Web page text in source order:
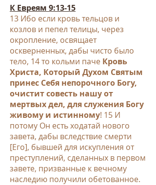
К Евреям 9:13-15
13 Ибо если кровь тельцов и
козлов и пепел телицы, через
окропление, освящает
оскверненных, дабы чисто было
тело, 14 то кольми паче Кровь
Христа, Который Духом Святым
принес Себя непорочного Богу,
очистит совесть нашу от
мертвых дел, для служения Богу
живому и истинному! 15 И
потому Он есть ходатай нового
завета, дабы вследствие смерти
[Его], бывшей для искупления от
преступлений, сделанных в первом
завете, призванные к вечному
наследию получили обетованное.